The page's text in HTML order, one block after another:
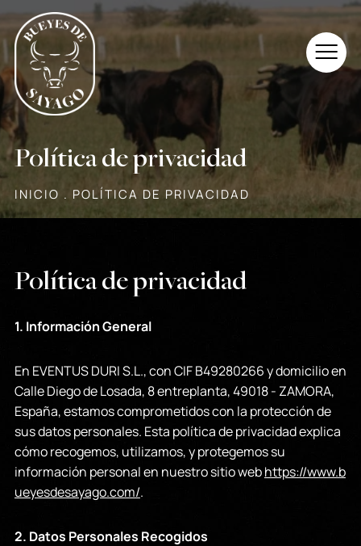
Política de privacidad
INICIO . POLÍTICA DE PRIVACIDAD
Política de privacidad
1. Información General
En EVENTUS DURI S.L., con CIF B49280266 y domicilio en
Calle Diego de Losada, 8 entreplanta, 49018 - ZAMORA,
España, estamos comprometidos con la protección de
sus datos personales. Esta política de privacidad explica
cómo recogemos, utilizamos, y protegemos su
información personal en nuestro sitio webhttps://www.b
ueyesdesayago.com/.
2. Datos Personales Recogidos
QUIÉNES SOMOS
ÓRGANOS DE GOBIERNO
PLIEGO DE CONDICIONES
DOCUMENTACIÓN
AVISO LEGAL
POLÍTICA DE PRIVACIDAD
POLÍTICA DE COOKIES
ACCESIBILIDAD